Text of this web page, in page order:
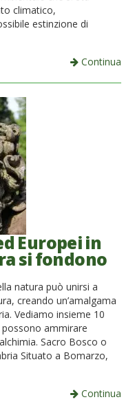
climatico,
estinzione di
Continua
Europei in
si fondono
natura può unirsi a
creando un’amalgama
Vediamo insieme 10
possono ammirare
Sacro Bosco o
Situato a Bomarzo,
Continua